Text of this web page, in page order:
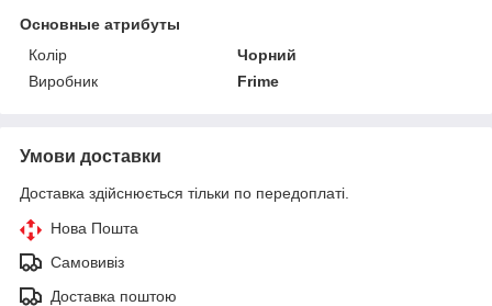
Основные атрибуты
Колір
Чорний
Виробник
Frime
Умови доставки
Доставка здійснюється тільки по передоплаті.
Нова Пошта
Самовивіз
Доставка поштою